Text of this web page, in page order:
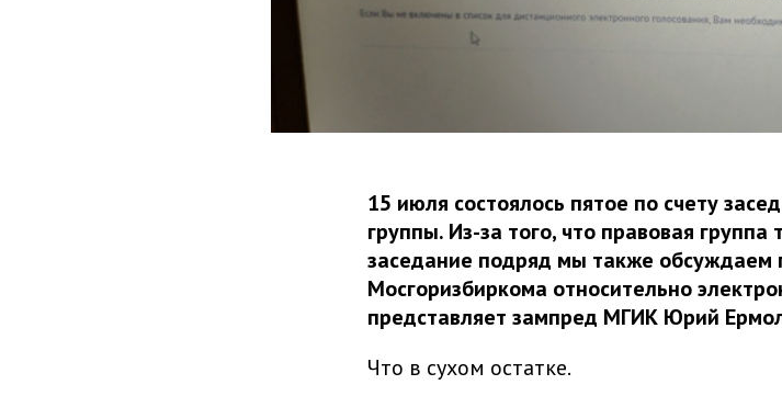
15 июля состоялось пятое по счету
группы. Из-за того, что правовая
заседание подряд мы также обсуждаем
Мосгоризбиркома относительно
представляет зампред МГИК Юрий
Что в сухом остатке.